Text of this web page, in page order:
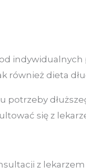
również dieta
potrzeby
się z
z